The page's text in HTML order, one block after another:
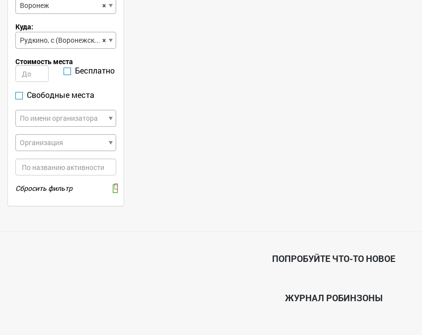
×
Воронеж
Куда:
×
Рудкино, с (Воронежская, обл)
Стоимость места
Бесплатно
Свободные места
По имени организатора
Организация
Сбросить фильтр
ПОПРОБУЙТЕ ЧТО-ТО НОВОЕ
ЖУРНАЛ РОБИНЗОНЫ